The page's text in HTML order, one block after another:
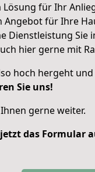
Lösung für Ihr
Angebot für Ihre
Dienstleistung Sie
hier gerne mit
hoch hergeht
Sie uns!
gerne weiter.
das Formular